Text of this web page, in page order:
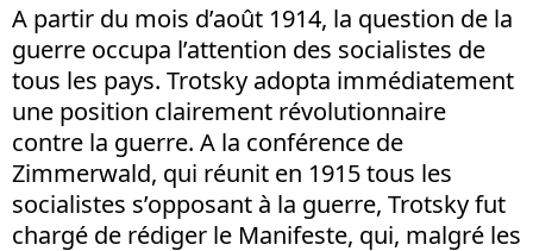
A partir du mois d’août 1914, la question de la
guerre occupa l’attention des socialistes de
tous les pays. Trotsky adopta immédiatement
une position clairement révolutionnaire
contre la guerre. A la conférence de
Zimmerwald, qui réunit en 1915 tous les
socialistes s’opposant à la guerre, Trotsky fut
chargé de rédiger le Manifeste, qui, malgré les